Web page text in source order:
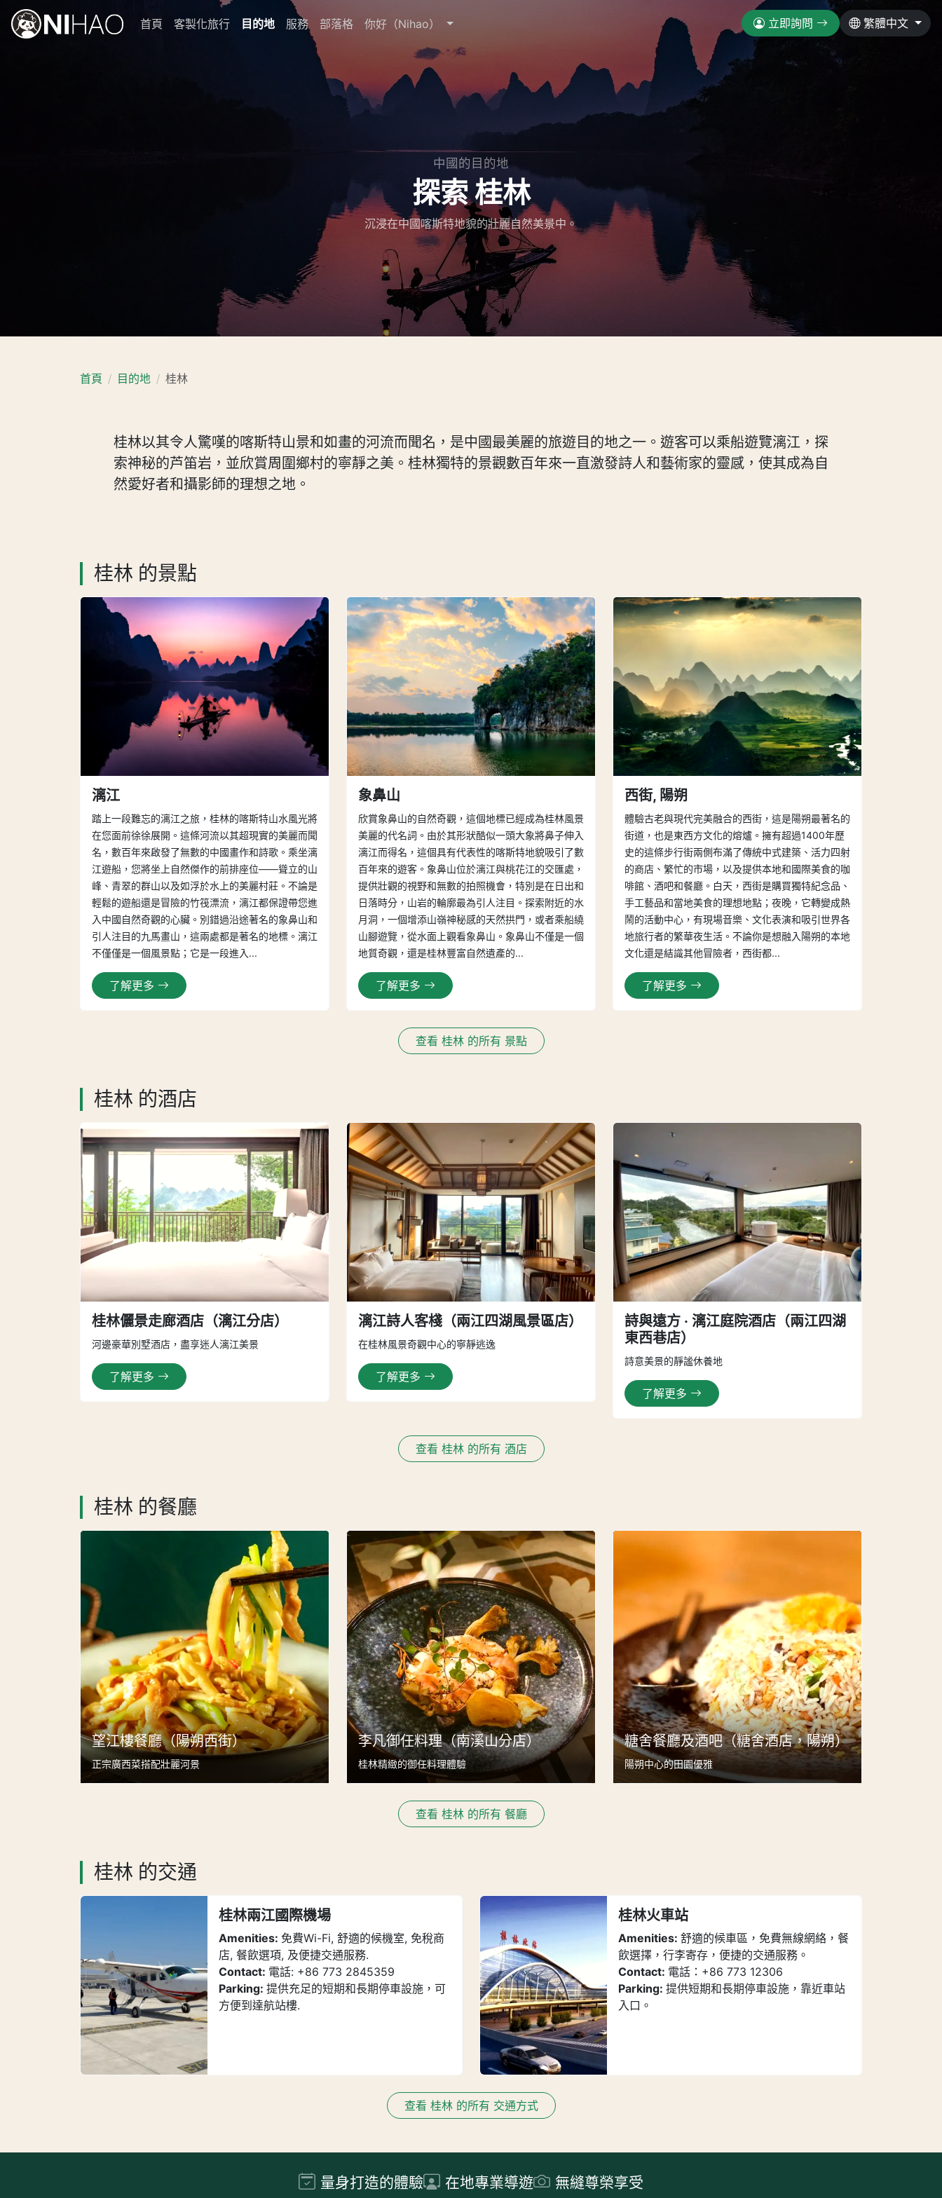
首頁 客製化旅行 目的地 服務 部落格 你好（Nihao） 立即詢問 繁體中文
中國的目的地
探索 桂林
沉浸在中國喀斯特地貌的壯麗自然美景中。
首頁 目的地 桂林
桂林以其令人驚嘆的喀斯特山景和如畫的河流而聞名，是中國最美麗的旅遊目的地之一。遊客可以乘船遊覽漓江，探
索神秘的芦笛岩，並欣賞周圍鄉村的寧靜之美。桂林獨特的景觀數百年來一直激發詩人和藝術家的靈感，使其成為自
然愛好者和攝影師的理想之地。
桂林 的景點
漓江
踏上一段難忘的漓江之旅，桂林的喀斯特山水風光將
在您面前徐徐展開。這條河流以其超現實的美麗而聞
名，數百年來啟發了無數的中國畫作和詩歌。乘坐漓
江遊船，您將坐上自然傑作的前排座位——聳立的山
峰、青翠的群山以及如浮於水上的美麗村莊。不論是
輕鬆的遊船還是冒險的竹筏漂流，漓江都保證帶您進
入中國自然奇觀的心臟。別錯過沿途著名的象鼻山和
引人注目的九馬畫山，這兩處都是著名的地標。漓江
不僅僅是一個風景點；它是一段進入...
了解更多
象鼻山
欣賞象鼻山的自然奇觀，這個地標已經成為桂林風景
美麗的代名詞。由於其形狀酷似一頭大象將鼻子伸入
漓江而得名，這個具有代表性的喀斯特地貌吸引了數
百年來的遊客。象鼻山位於漓江與桃花江的交匯處，
提供壯觀的視野和無數的拍照機會，特別是在日出和
日落時分，山岩的輪廓最為引人注目。探索附近的水
月洞，一個增添山嶺神秘感的天然拱門，或者乘船繞
山腳遊覽，從水面上觀看象鼻山。象鼻山不僅是一個
地質奇觀，還是桂林豐富自然遺產的...
了解更多
西街, 陽朔
體驗古老與現代完美融合的西街，這是陽朔最著名的
街道，也是東西方文化的熔爐。擁有超過1400年歷
史的這條步行街兩側布滿了傳統中式建築、活力四射
的商店、繁忙的市場，以及提供本地和國際美食的咖
啡館、酒吧和餐廳。白天，西街是購買獨特紀念品、
手工藝品和當地美食的理想地點；夜晚，它轉變成熱
鬧的活動中心，有現場音樂、文化表演和吸引世界各
地旅行者的繁華夜生活。不論你是想融入陽朔的本地
文化還是結識其他冒險者，西街都...
了解更多
查看 桂林 的所有 景點
桂林 的酒店
桂林儷景走廊酒店（漓江分店）
河邊豪華別墅酒店，盡享迷人漓江美景
了解更多
漓江詩人客棧（兩江四湖風景區店）
在桂林風景奇觀中心的寧靜逃逸
了解更多
詩與遠方 · 漓江庭院酒店（兩江四湖
東西巷店）
詩意美景的靜謐休養地
了解更多
查看 桂林 的所有 酒店
桂林 的餐廳
望江樓餐廳（陽朔西街）
正宗廣西菜搭配壯麗河景
李凡御任料理（南溪山分店）
桂林精緻的御任料理體驗
糖舍餐廳及酒吧（糖舍酒店，陽朔）
陽朔中心的田園優雅
查看 桂林 的所有 餐廳
桂林 的交通
桂林兩江國際機場
Amenities: 免費Wi-Fi, 舒適的候機室, 免稅商
店, 餐飲選項, 及便捷交通服務.
Contact: 電話: +86 773 2845359
Parking:提供充足的短期和長期停車設施，可
方便到達航站樓.
桂林火車站
Amenities:舒適的候車區，免費無線網絡，餐
飲選擇，行李寄存，便捷的交通服務。
Contact: 電話：+86 773 12306
Parking:提供短期和長期停車設施，靠近車站
入口。
查看 桂林 的所有 交通方式
量身打造的體驗 在地專業導遊 無縫尊榮享受